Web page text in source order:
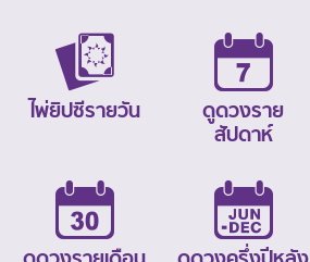
ไพ่ยิปซีรายวัน
ดูดวงราย
สัปดาห์